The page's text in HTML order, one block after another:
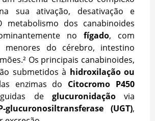
sua ativação, desativação e
metabolismo dos canabinoides
no fígado, com
menores do cérebro, intestino
Os principais canabinoides,
submetidos à hidroxilação ou
enzimas do Citocromo P450
de glucuronidaçãovia
glucuronosiltransferase (UGT),